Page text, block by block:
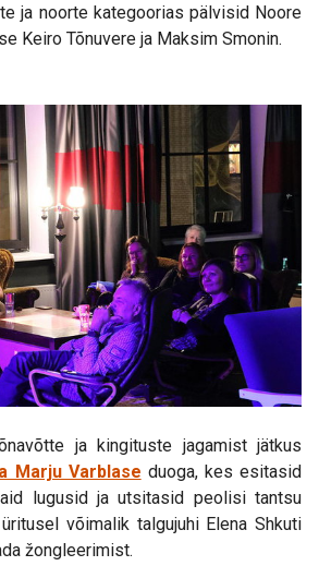
ja noorte kategoorias pälvisid Noore
Keiro Tõnuvere ja Maksim Smonin.
ja kingituste jagamist jätkus
Marju Varblase duoga, kes esitasid
lugusid ja utsitasid peolisi tantsu
võimalik talgujuhi Elena Shkuti
žongleerimist.